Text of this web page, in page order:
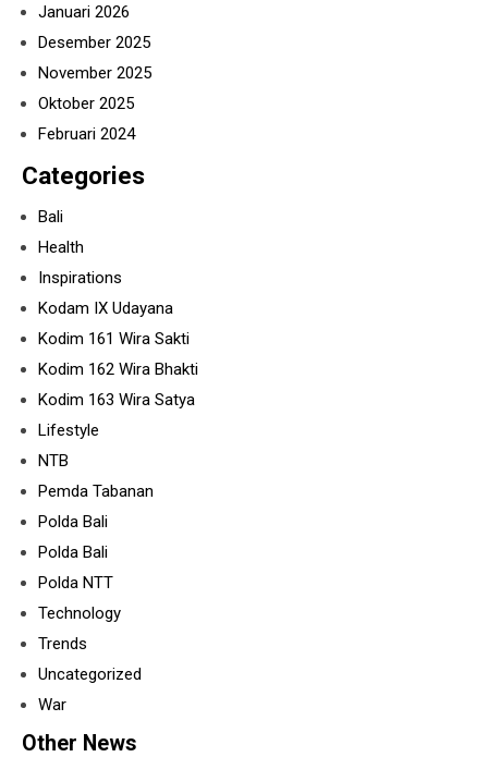
Januari 2026
Desember 2025
November 2025
Oktober 2025
Februari 2024
Categories
Bali
Health
Inspirations
Kodam IX Udayana
Kodim 161 Wira Sakti
Kodim 162 Wira Bhakti
Kodim 163 Wira Satya
Lifestyle
NTB
Pemda Tabanan
Polda Bali
Polda Bali
Polda NTT
Technology
Trends
Uncategorized
War
Other News